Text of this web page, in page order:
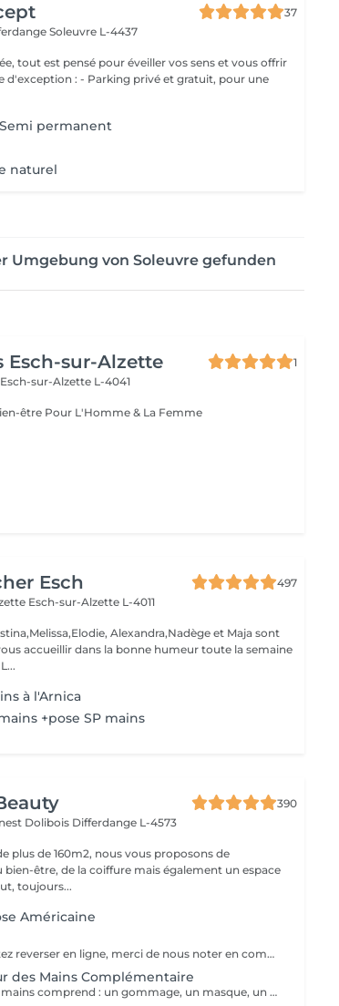
37
Soleuvre L-4437
tout est pensé pour éveiller vos sens et vous offrir
privé et gratuit, pour une
permanent
naturel
Umgebung von Soleuvre gefunden
Esch-sur-Alzette
1
Esch-sur-Alzette L-4041
Esthétique & Bien-être Pour L'Homme & La Femme
Esch
497
Esch-sur-Alzette L-4011
Alexandra,Nadège et Maja sont
accueillir dans la bonne humeur toute la semaine
à l'Arnica
+pose SP mains
390
Dolibois Differdange L-4573
plus de 160m2, nous vous proposons de
bien-être, de la coiffure mais également un espace
toujours...
Américaine
Si vous souhaitez reverser en ligne, merci de nous noter en commentaire si vous avez sur vos ongles du vernis classique ou du vernis semi permanent.
des Mains Complémentaire
Notre soin des mains comprend : un gommage, un masque, un massage, une huile fortifiante pour les ongles, une base durcissante et l'application d'une crème